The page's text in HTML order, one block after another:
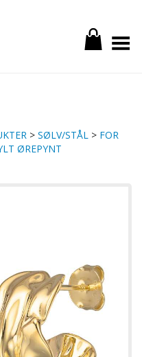
Toggle Menu
> SØLV/STÅL > FOR
ØREPYNT